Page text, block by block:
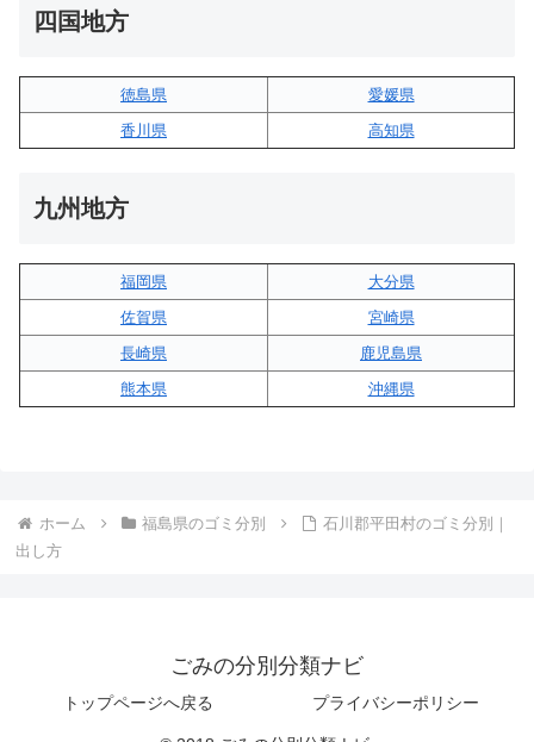
四国地方
徳島県
愛媛県
香川県
高知県
九州地方
福岡県
大分県
佐賀県
宮崎県
長崎県
鹿児島県
熊本県
沖縄県
ホーム 福島県のゴミ分別
石川郡平田村のゴミ分別｜
出し方
ごみの分別分類ナビ
トップページへ戻る プライバシーポリシー